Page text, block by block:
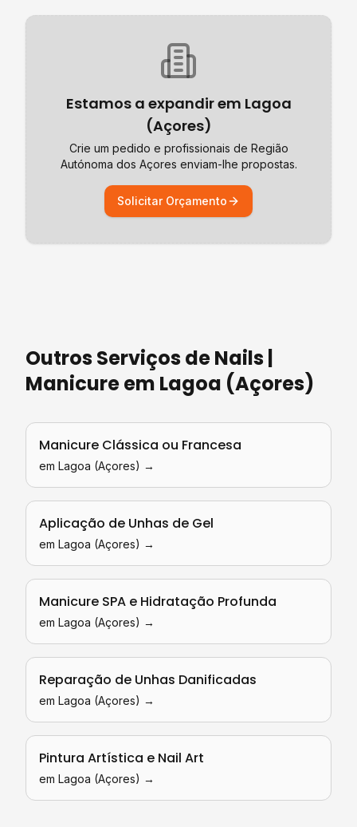
Estamos a expandir em Lagoa
(Açores)
Crie um pedido e profissionais de Região
Autónoma dos Açores enviam-lhe propostas.
Solicitar Orçamento
Outros Serviços deNails |
Manicureem Lagoa (Açores)
Manicure Clássica ou Francesa
em Lagoa (Açores) →
Aplicação de Unhas de Gel
em Lagoa (Açores) →
Manicure SPA e Hidratação Profunda
em Lagoa (Açores) →
Reparação de Unhas Danificadas
em Lagoa (Açores) →
Pintura Artística e Nail Art
em Lagoa (Açores) →